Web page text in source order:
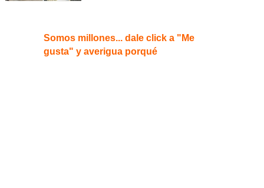
Somos millones... dale click a "Me
gusta" y averigua porqué